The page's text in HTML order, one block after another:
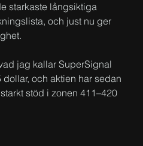
starkaste långsiktiga
och just nu ger
jag kallar SuperSignal
och aktien har sedan
stöd i zonen 411–420